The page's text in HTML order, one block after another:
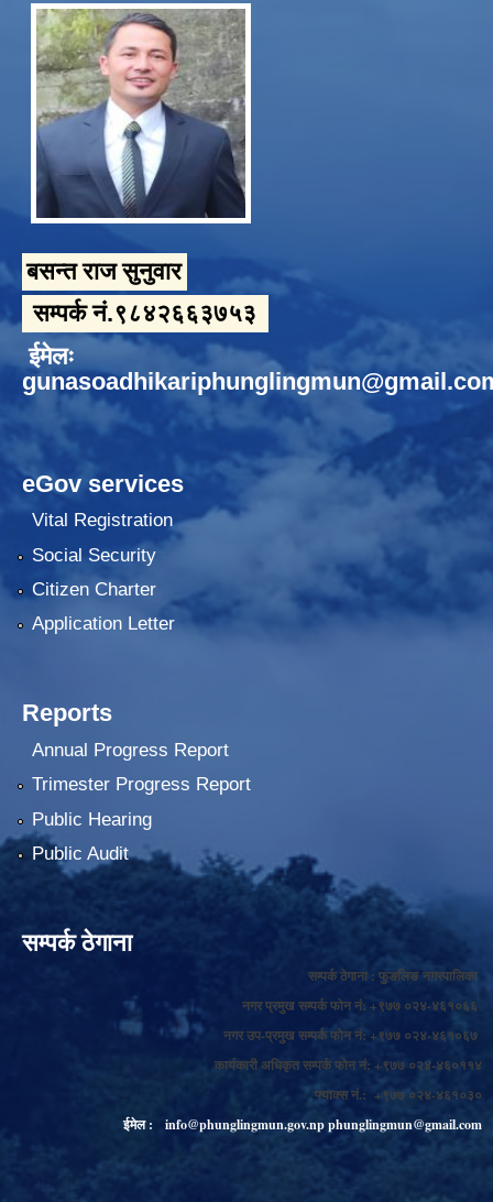
बसन्त राज सुनुवार
सम्पर्क नं.९८४२६६३७५३
ईमेलः
eGov services
Vital Registration
Social Security
Citizen Charter
Application Letter
Reports
Annual Progress Report
Trimester Progress Report
Public Hearing
Public Audit
सम्पर्क ठेगाना
सम्पर्क ठेगाना : फुङलिङ नगरपालिका
नगर प्रमुख सम्पर्क फोन नं: +९७७ ०२४-४६१०६६
नगर उप-प्रमुख सम्पर्क फोन नं: +९७७ ०२४-४६१०६७
कार्यकारी अधिकृत सम्पर्क फोन नं: +९७७ ०२४-४६०११४
फ्याक्स नं.: +९७७ ०२४-४६१०३०
ईमेल :
info@phunglingmun.gov.npphunglingmun@gmail.com